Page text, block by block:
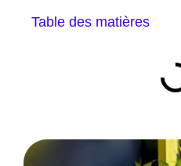
Table des matières